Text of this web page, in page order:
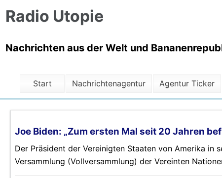
Radio Utopie
Nachrichten aus der Welt und
Start Nachrichtenagentur Agentur Ticker
Joe Biden: „Zum ersten Mal seit 20 Jahren
Der Präsident der Vereinigten Staaten von Amerika in
Versammlung (Vollversammlung) der Vereinten